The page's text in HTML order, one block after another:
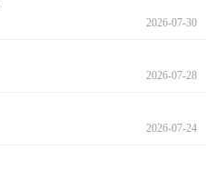
2026-07-30
2026-07-28
2026-07-24